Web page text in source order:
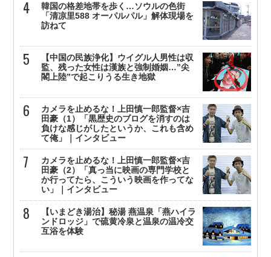
韓国の格差地帯を歩く…ソウルの色街
「清凉里588 オーパルパル」解体現場を
訪ねて
【中国の民族浄化】ウイグル人男性は収
監、残った女性は漢族と強制婚姻…”尖
閣上陸”で起こりうる生き地獄
カメラを止めるな！上田慎一郎監督×吉
田豪（1）「黒歴史のブログを消すのは
負けな感じがしたというか、これも含め
て俺」｜インタビュー
カメラを止めるな！上田慎一郎監督×吉
田豪（2）「真っ当に映画の専門学校と
か行ってたら、こういう映画を作ってな
い」｜インタビュー
【いまどき湯治】秘湯 燕温泉「燕ハイラ
ンドロッジ」で硫黄冷泉と温泉の温冷交
互浴を体験